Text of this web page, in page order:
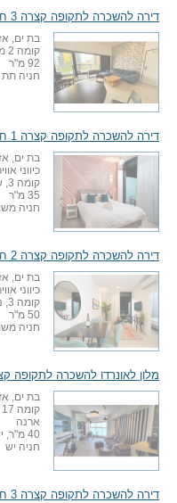
דירה להשכרה לתקופה קצרה 3 חדרים 432$ ללילה
בת ים, אזור
קומה 2 מתוך 35, נוף לעיר, שטח דירה
92 מ"ר
חניה
דירה להשכרה לתקופה קצרה 1 חדר 250$ ללילה
בת ים,
כיווני
קומה 3, שטח דירה
35 מ"ר
חניה
דירה להשכרה לתקופה קצרה 2 חדרים 266$ ללילה
בת ים, אזור הים, 1
כיווני
קומה 3, נוף לים, שטח דירה
50 מ"ר
חניה
מלון לאונרדו להשכרה לתקופה קצרה 2 חדרים 250$
בת ים, אזור הים, 1
ארנה
40 מ"ר, יש מרפסת שמש 1
חניה יש
דירה להשכרה לתקופה קצרה 3 חדרים 383$ ללילה